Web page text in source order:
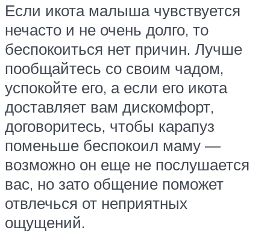
Если икота малыша чувствуется
нечасто и не очень долго, то
беспокоиться нет причин. Лучше
пообщайтесь со своим чадом,
успокойте его, а если его икота
доставляет вам дискомфорт,
договоритесь, чтобы карапуз
поменьше беспокоил маму —
возможно он еще не послушается
вас, но зато общение поможет
отвлечься от неприятных
ощущений.